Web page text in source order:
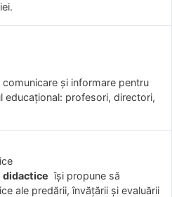
și informare pentru
educațional: profesori, directori,
didactice îşi propune să
ale predării, învăţării şi evaluării